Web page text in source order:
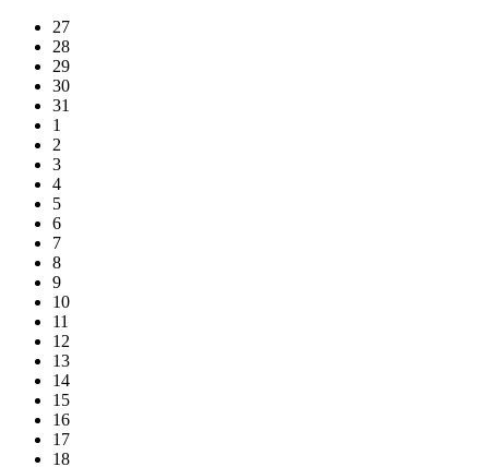
27
28
29
30
31
1
2
3
4
5
6
7
8
9
10
11
12
13
14
15
16
17
18